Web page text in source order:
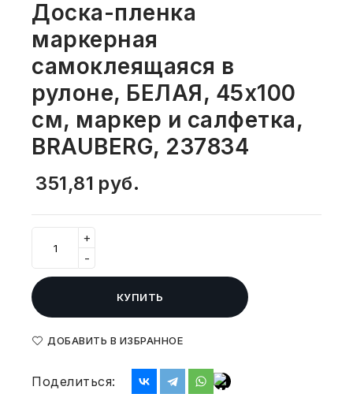
ХОЗТОВАРЫ И ХИМИЯ
ПОДАРКИ И СУВЕНИРЫ
МЕБЕЛЬ
МЕБЕЛЬ
МЕДИЦИНСКИЕ ТОВАРЫ
СРЕДСТВА ИНДИВИД. ЗАЩИТЫ
(СИЗ)
РАБОЧАЯ ОДЕЖДА И СИЗ
РАЗВИВАЮЩЕЕ ОБОРУДОВАНИЕ
СВОБОДНЫЙ ОСТАТОК ТОВАРА
Доска-пленка
маркерная
самоклеящаяся в
рулоне, БЕЛАЯ, 45х100
см, маркер и салфетка,
BRAUBERG, 237834
351,81 руб.
+
-
КУПИТЬ
ДОБАВИТЬ В ИЗБРАННОЕ
Поделиться: